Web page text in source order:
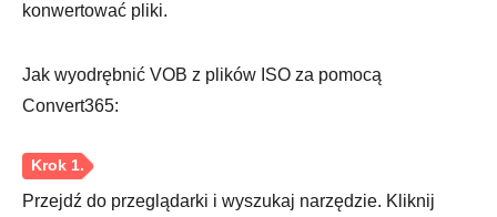
konwertować pliki.
Jak wyodrębnić VOB z plików ISO za pomocą
Convert365:
Przejdź do przeglądarki i wyszukaj narzędzie. Kliknij